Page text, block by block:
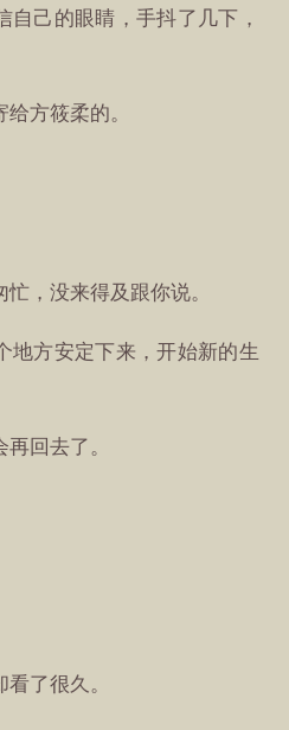
自己的眼睛，手抖了几下，
方筱柔的。
，没来得及跟你说。
地方安定下来，开始新的生
回去了。
了很久。